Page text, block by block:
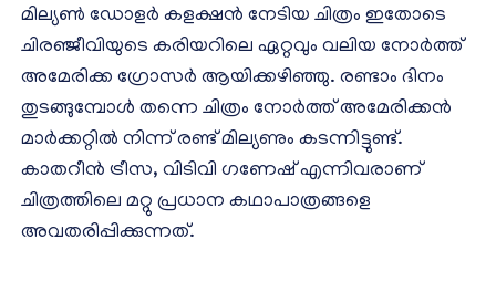
മില്യൺ ഡോളർ കളക്ഷൻ നേടിയ ചിത്രം ഇതോടെ
ചിരഞ്ജീവിയുടെ കരിയറിലെ ഏറ്റവും വലിയ നോർത്ത്
അമേരിക്ക ഗ്രോസർ ആയിക്കഴിഞ്ഞു. രണ്ടാം ദിനം
തുടങ്ങുമ്പോൾ തന്നെ ചിത്രം നോർത്ത് അമേരിക്കൻ
മാർക്കറ്റിൽ നിന്ന് രണ്ട് മില്യണും കടന്നിട്ടുണ്ട്.
കാതറീൻ ട്രീസ, വിടിവി ഗണേഷ് എന്നിവരാണ്
ചിത്രത്തിലെ മറ്റു പ്രധാന കഥാപാത്രങ്ങളെ
അവതരിപ്പിക്കുന്നത്.